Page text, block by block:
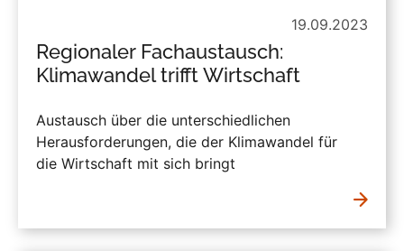
19.09.2023
Regionaler Fachaustausch:
Klimawandel trifft Wirtschaft
Austausch über die unterschiedlichen
Herausforderungen, die der Klimawandel für
die Wirtschaft mit sich bringt